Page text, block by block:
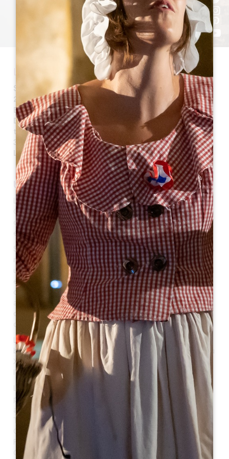
Le poumon vert de la Juridiction...
Saint-Laurent-des-Combesest une commune de
262 habitants, faisant parti de la Juridiction de Saint
Emilion. Elle se situe dans le Canton des Coteaux de
Dordogne à 3km au Sud-Est de Saint-Emilion sur des
terrains hauts de plus de 300 m, sa superficie est de
386 hectares. Ses habitants sont appelés les Saints-
Laurentais.
UN PEU D'HISTOIRE
L’appellation « des Combes » provient de la forêt de «
Cumbis » (racine grecque « kumbe » signifiant cavité)
dans laquelle le moine Emilion y aurait installé son
ermitage à l’époque des Sarrasins au VIIIe siècle.
Saint-Laurent-des-Combes a pris part à certains grands
moments de l’Histoire de France. Le 15 mai 1814 eut lieu
une grande fête en l’honneur du retour du roi Louis XVIII
et de la présence du duc d’Angoulême dans le
département, à cette occasion : « Le drapeau blanc est
arboré. Une messe solennelle, avec le Te Deum, est
célébrée. Un banquet réunit les habitants. Le soir, il y a
des danses et le bourg est illuminé ».
La vie du village se situait principalement autour du
bourg de l’église, mais au cours de la seconde moitié du
XIXe siècle, elle s’est déplacée au pied du coteau avec
l’arrivée du chemin de fer.
La commune a été marquée par quelques illustres
personnalités: Jean de Foix, beau-frère du roi Louis XII,
avec le Château de Candale. Raymond-Théodore
Troplong, président du Sénat (1852-1869), et le
Château Troplong Mondot. Le Professeur Jean-Louis
Faure, membre de l’Académie de Médecine, avec le
Château Bellefont-Blecier, a légué en 1918 à la